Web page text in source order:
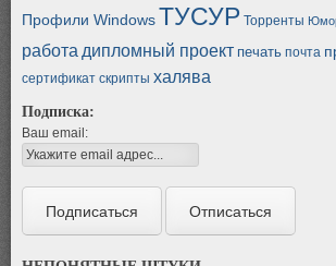
Профили WindowsТУСУР Торренты
работа дипломный проект печать почта
сертификат скрипты халява
Подписка:
Ваш email: